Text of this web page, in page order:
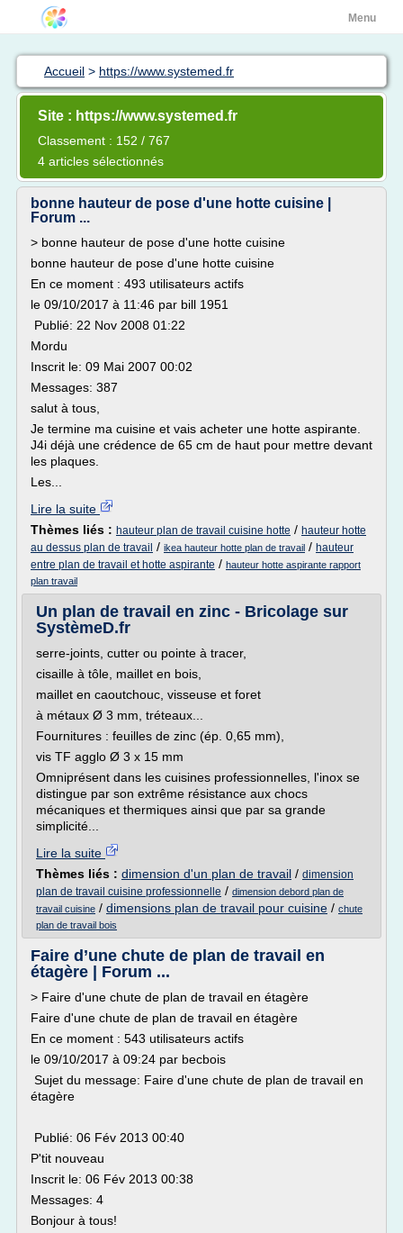
Menu
Accueil > https://www.systemed.fr
Site : https://www.systemed.fr
Classement : 152 / 767
4 articles sélectionnés
bonne hauteur de pose d'une hotte cuisine |
Forum ...
> bonne hauteur de pose d'une hotte cuisine
bonne hauteur de pose d'une hotte cuisine
En ce moment : 493 utilisateurs actifs
le 09/10/2017 à 11:46 par bill 1951
Publié: 22 Nov 2008 01:22
Mordu
Inscrit le: 09 Mai 2007 00:02
Messages: 387
salut à tous,
Je termine ma cuisine et vais acheter une hotte aspirante.
J4i déjà une crédence de 65 cm de haut pour mettre devant
les plaques.
Les...
Lire la suite
Thèmes liés : hauteur plan de travail cuisine hotte / hauteur hotte
au dessus plan de travail / ikea hauteur hotte plan de travail / hauteur
entre plan de travail et hotte aspirante / hauteur hotte aspirante rapport
plan travail
Un plan de travail en zinc - Bricolage sur
SystèmeD.fr
serre-joints, cutter ou pointe à tracer,
cisaille à tôle, maillet en bois,
maillet en caoutchouc, visseuse et foret
à métaux Ø 3 mm, tréteaux...
Fournitures : feuilles de zinc (ép. 0,65 mm),
vis TF agglo Ø 3 x 15 mm
Omniprésent dans les cuisines professionnelles, l'inox se
distingue par son extrême résistance aux chocs
mécaniques et thermiques ainsi que par sa grande
simplicité...
Lire la suite
Thèmes liés : dimension d'un plan de travail / dimension
plan de travail cuisine professionnelle / dimension debord plan de
travail cuisine / dimensions plan de travail pour cuisine / chute
plan de travail bois
Faire d’une chute de plan de travail en
étagère | Forum ...
> Faire d'une chute de plan de travail en étagère
Faire d'une chute de plan de travail en étagère
En ce moment : 543 utilisateurs actifs
le 09/10/2017 à 09:24 par becbois
Sujet du message: Faire d'une chute de plan de travail en
étagère
Publié: 06 Fév 2013 00:40
P'tit nouveau
Inscrit le: 06 Fév 2013 00:38
Messages: 4
Bonjour à tous!